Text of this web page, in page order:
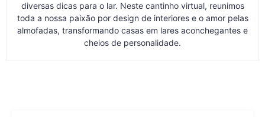
diversas dicas para o lar. Neste cantinho virtual, reunimos
toda a nossa paixão por design de interiores e o amor pelas
almofadas, transformando casas em lares aconchegantes e
cheios de personalidade.